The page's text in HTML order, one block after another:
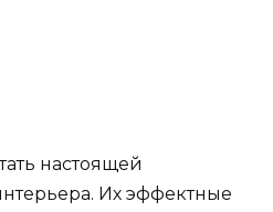
настоящей
Их эффектные